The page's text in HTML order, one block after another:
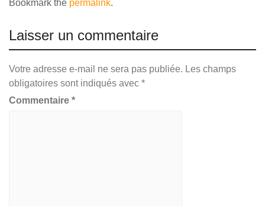
Bookmark the permalink.
Laisser un commentaire
Votre adresse e-mail ne sera pas publiée. Les champs
obligatoires sont indiqués avec *
Commentaire *